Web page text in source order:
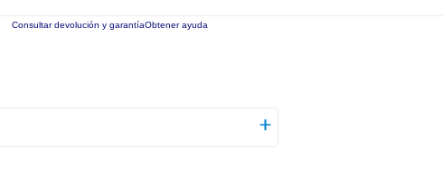
Consultar devolución y garantíaObtener ayuda